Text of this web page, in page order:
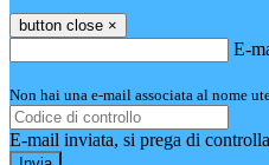
button close ×
E-
Non hai una e-mail associata al nome
E-mail inviata, si prega di